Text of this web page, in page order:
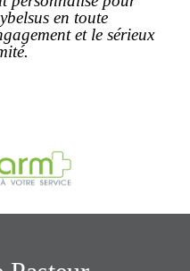
en toute
et le sérieux